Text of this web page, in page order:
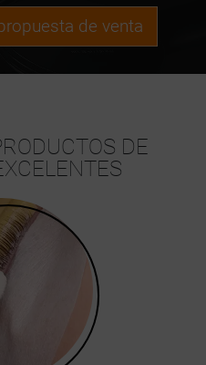
de venta
DE